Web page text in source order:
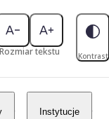
Rozmiar tekstu Kontrast
Instytucje